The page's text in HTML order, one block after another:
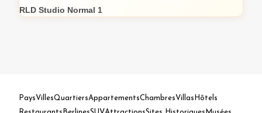
RLD Studio Normal 1
PaysVillesQuartiersAppartementsChambresVillas Hôtels